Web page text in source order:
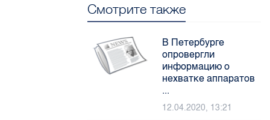
Смотрите также
В Петербурге
опровергли
информацию о
нехватке аппаратов
...
12.04.2020, 13:21